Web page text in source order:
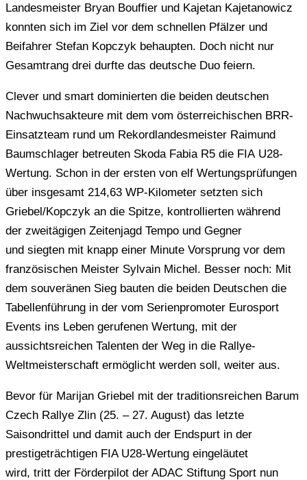
Landesmeister Bryan Bouffier und Kajetan Kajetanowicz
konnten sich im Ziel vor dem schnellen Pfälzer und
Beifahrer Stefan Kopczyk behaupten. Doch nicht nur
Gesamtrang drei durfte das deutsche Duo feiern.
Clever und smart dominierten die beiden deutschen
Nachwuchsakteure mit dem vom österreichischen BRR-
Einsatzteam rund um Rekordlandesmeister Raimund
Baumschlager betreuten Skoda Fabia R5 die FIA U28-
Wertung. Schon in der ersten von elf Wertungsprüfungen
über insgesamt 214,63 WP-Kilometer setzten sich
Griebel/Kopczyk an die Spitze, kontrollierten während
der zweitägigen Zeitenjagd Tempo und Gegner
und siegten mit knapp einer Minute Vorsprung vor dem
französischen Meister Sylvain Michel. Besser noch: Mit
dem souveränen Sieg bauten die beiden Deutschen die
Tabellenführung in der vom Serienpromoter Eurosport
Events ins Leben gerufenen Wertung, mit der
aussichtsreichen Talenten der Weg in die Rallye-
Weltmeisterschaft ermöglicht werden soll, weiter aus.
Bevor für Marijan Griebel mit der traditionsreichen Barum
Czech Rallye Zlin (25. – 27. August) das letzte
Saisondrittel und damit auch der Endspurt in der
prestigeträchtigen FIA U28-Wertung eingeläutet
wird, tritt der Förderpilot der ADAC Stiftung Sport nun